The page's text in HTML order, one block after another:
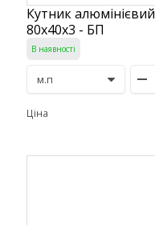
Кутник алюмінієвий
80х40х3 - БП
В наявності
Ціна